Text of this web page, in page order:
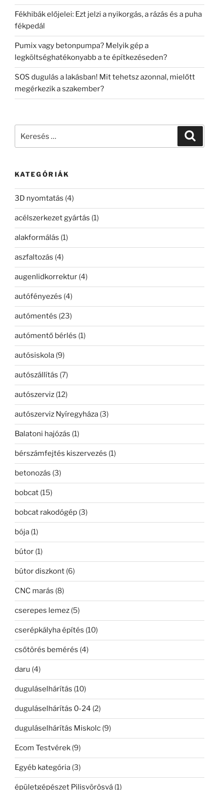
Fékhibák előjelei: Ezt jelzi a nyikorgás, a rázás és a puha
fékpedál
Pumix vagy betonpumpa? Melyik gép a
legköltséghatékonyabb a te építkezéseden?
SOS dugulás a lakásban! Mit tehetsz azonnal, mielőtt
megérkezik a szakember?
KATEGÓRIÁK
3D nyomtatás (4)
acélszerkezet gyártás (1)
alakformálás (1)
aszfaltozás (4)
augenlidkorrektur (4)
autófényezés (4)
autómentés (23)
autómentő bérlés (1)
autósiskola (9)
autószállítás (7)
autószerviz (12)
autószerviz Nyíregyháza (3)
Balatoni hajózás (1)
bérszámfejtés kiszervezés (1)
betonozás (3)
bobcat (15)
bobcat rakodógép (3)
bója (1)
bútor (1)
bútor diszkont (6)
CNC marás (8)
cserepes lemez (5)
cserépkályha építés (10)
csőtörés bemérés (4)
daru (4)
duguláselhárítás (10)
duguláselhárítás 0-24 (2)
duguláselhárítás Miskolc (9)
Ecom Testvérek (9)
Egyéb kategória (3)
épületgépészet Pilisvörösvá (1)